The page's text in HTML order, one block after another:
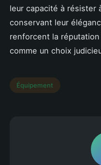
leur capacité à résister
conservant leur
renforcent la
comme un choix
Équipement